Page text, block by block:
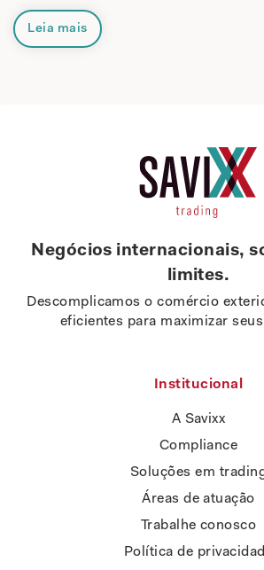
Leia mais
Negócios internacionais,
limites.
Descomplicamos o comércio
eficientes para maximizar
Institucional
A Savixx
Compliance
Soluções em
Áreas de atuação
Trabalhe conosco
Política de